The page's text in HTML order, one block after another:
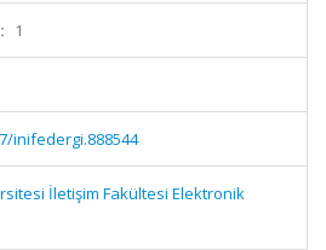
1
inifedergi.888544
İletişim Fakültesi Elektronik